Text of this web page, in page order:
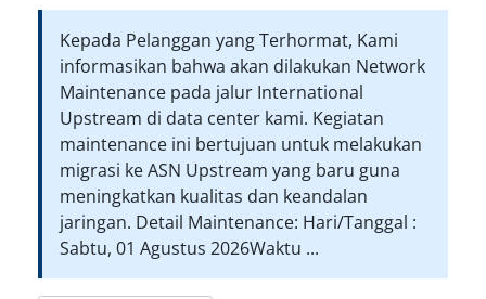
Kepada Pelanggan yang Terhormat, Kami
informasikan bahwa akan dilakukan Network
Maintenance pada jalur International
Upstream di data center kami. Kegiatan
maintenance ini bertujuan untuk melakukan
migrasi ke ASN Upstream yang baru guna
meningkatkan kualitas dan keandalan
jaringan. Detail Maintenance: Hari/Tanggal :
Sabtu, 01 Agustus 2026Waktu ...